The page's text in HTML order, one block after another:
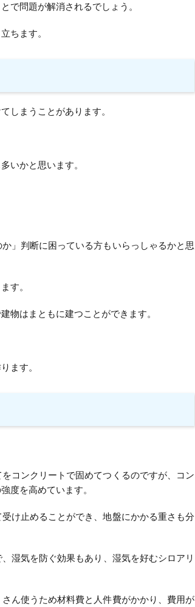
で問題が解消されるでしょう。
ちます。
しまうことがあります。
いかと思います。
」判断に困っている方もいらっしゃるかと思
す。
物はまともに建つことができます。
ます。
コンクリートで固めてつくるのですが、コン
度を高めています。
け止めることができ、地盤にかかる重さも分
湿気を防ぐ効果もあり、湿気を好むシロアリ
ん使うため材料費と人件費がかかり、費用が